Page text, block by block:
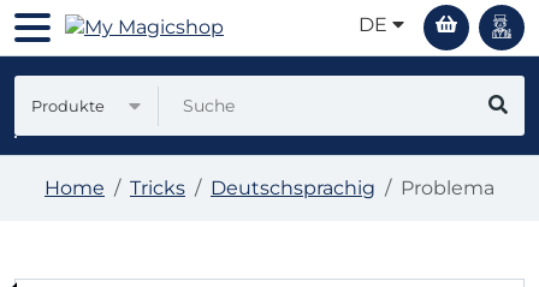
DE
Produkte
Home Tricks Deutschsprachig Problema